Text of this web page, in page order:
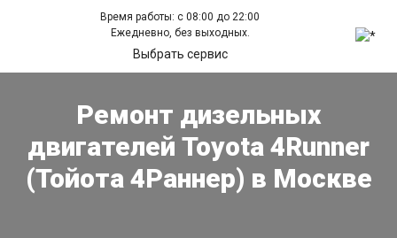
Время работы: с 08:00 до 22:00
Ежедневно, без выходных.
Выбрать сервис
Ремонт дизельных
двигателей Toyota 4Runner
(Тойота 4Раннер) в Москве